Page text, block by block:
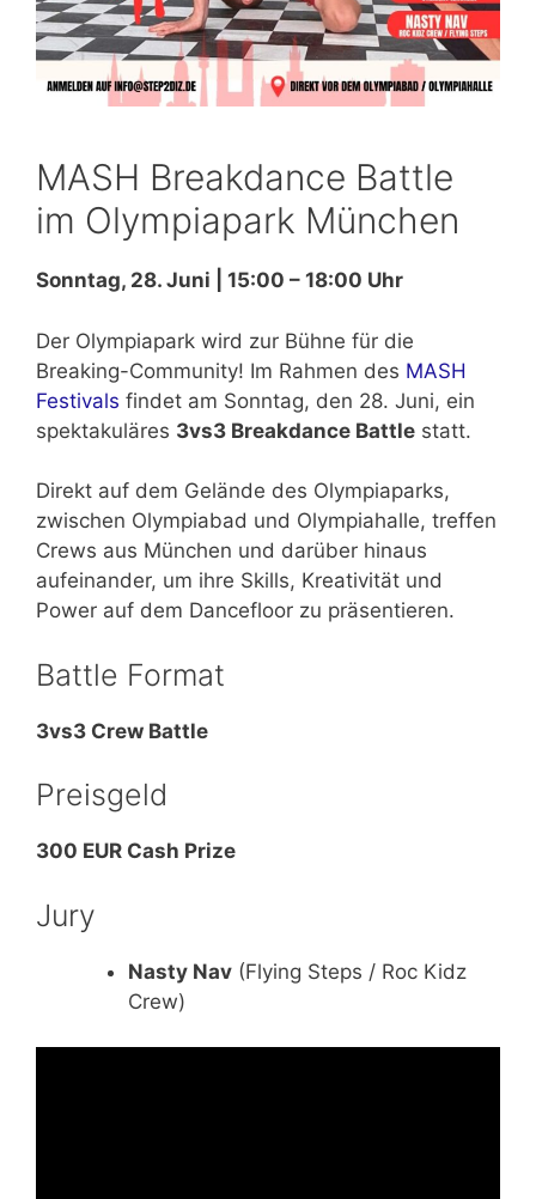
MASH Breakdance Battle
im Olympiapark München
Sonntag, 28. Juni | 15:00 – 18:00 Uhr
Der Olympiapark wird zur Bühne für die
Breaking-Community! Im Rahmen des MASH
Festivals findet am Sonntag, den 28. Juni, ein
spektakuläres 3vs3 Breakdance Battle statt.
Direkt auf dem Gelände des Olympiaparks,
zwischen Olympiabad und Olympiahalle, treffen
Crews aus München und darüber hinaus
aufeinander, um ihre Skills, Kreativität und
Power auf dem Dancefloor zu präsentieren.
Battle Format
3vs3 Crew Battle
Preisgeld
300 EUR Cash Prize
Jury
Nasty Nav(Flying Steps / Roc Kidz
Crew)